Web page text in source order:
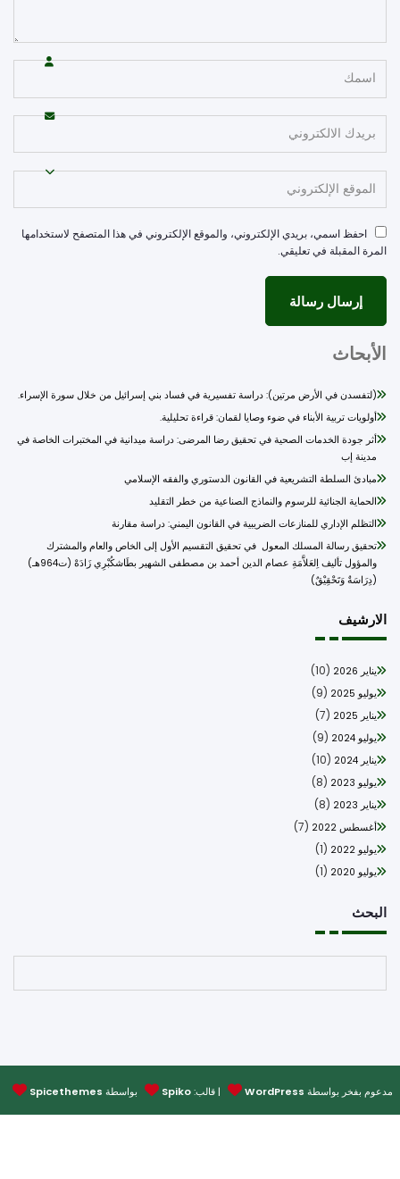
احفظ اسمي، بريدي الإلكتروني، والموقع الإلكتروني في هذا المتصفح لاستخدامها
المقبلة في تعليقي.
(لتفسدن في الأرض مرتين): دراسة تفسيرية في فساد بني إسرائيل من خلال سورة الإسراء.
أولويات تربية الأبناء في ضوء وصايا لقمان: قراءة تحليلية.
أثر جودة الخدمات الصحية في تحقيق رضا المرضى: دراسة ميدانية في المختبرات الخاصة في
مدينة إب
مبادئ السلطة التشريعية في القانون الدستوري والفقه الإسلامي
الحماية الجنائية للرسوم والنماذج الصناعية من خطر التقليد
التظلم الإداري للمنازعات الضريبية في القانون اليمني: دراسة مقارنة
تحقيق رسالة المسلك المعول في تحقيق التقسيم الأول إلى الخاص والعام والمشترك
والمؤول تأليف اِلعَلاَّمَةِ عصام الدين أحمد بن مصطفى الشهير بطَاشكُبْرِي زَادَهْ (ت964هـ)
(دِرَاسَةٌ وَتَحْقِيْقٌ)
يناير 2026 (10)
يوليو 2025 (9)
يناير 2025 (7)
يوليو 2024 (9)
يناير 2024 (10)
يوليو 2023 (8)
يناير 2023 (8)
أغسطس 2022 (7)
يوليو 2022 (1)
يوليو 2020 (1)
بفخر بواسطةWordPress | قالب:Spiko بواسطةSpicethemes